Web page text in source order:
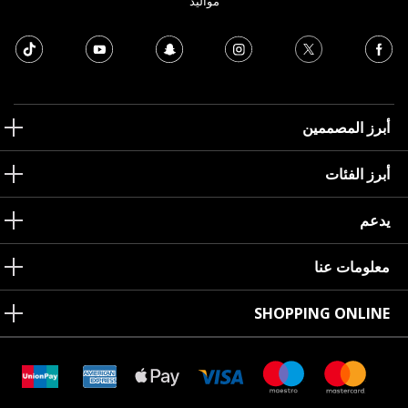
أبرز المصممين
أبرز الفئات
يدعم
معلومات عنا
SHOPPING ONLINE